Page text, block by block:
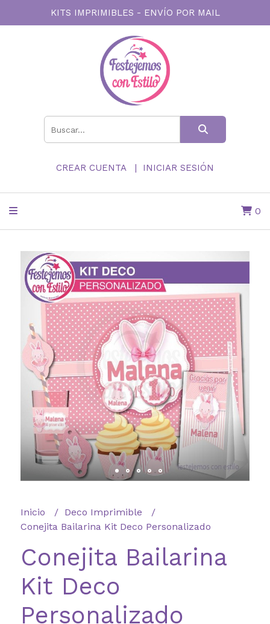
KITS IMPRIMIBLES - ENVÍO POR MAIL
CREAR CUENTA INICIAR SESIÓN
0
Inicio
Deco Imprimible
Conejita Bailarina Kit Deco Personalizado
Conejita Bailarina
Kit Deco
Personalizado